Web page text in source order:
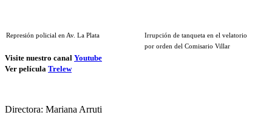
Represión policial en Av. La Plata
Irrupción de tanqueta en el velatorio
por orden del Comisario Villar
Visite nuestro canal Youtube
Ver película Trelew
Directora: Mariana Arruti